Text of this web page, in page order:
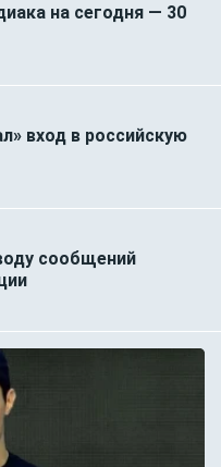
на сегодня — 30
вход в российскую
сообщений